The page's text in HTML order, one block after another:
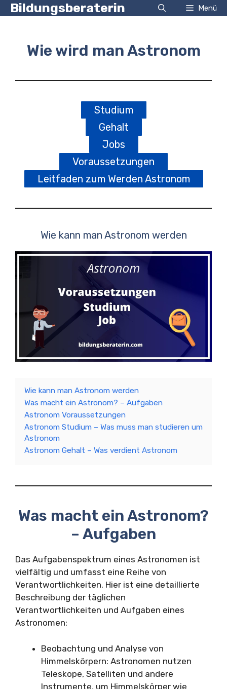
Zum
Inhalt
Bildungsberaterin Menü
Wie wird man Astronom
Studium
Gehalt
Jobs
Voraussetzungen
Leitfaden zum Werden Astronom
Wie kann man Astronom werden
Wie kann man Astronom werden
Was macht ein Astronom? – Aufgaben
Astronom Voraussetzungen
Astronom Studium – Was muss man studieren um
Astronom
Astronom Gehalt – Was verdient Astronom
Was macht ein Astronom?
– Aufgaben
Das Aufgabenspektrum eines Astronomen ist
vielfältig und umfasst eine Reihe von
Verantwortlichkeiten. Hier ist eine detaillierte
Beschreibung der täglichen
Verantwortlichkeiten und Aufgaben eines
Astronomen:
Beobachtung und Analyse von
Himmelskörpern: Astronomen nutzen
Teleskope, Satelliten und andere
Instrumente, um Himmelskörper wie